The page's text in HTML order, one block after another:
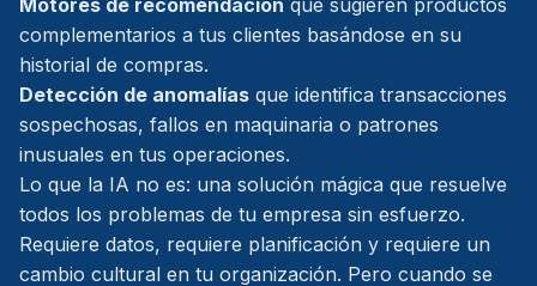
Motores de recomendación que sugieren productos
complementarios a tus clientes basándose en su
historial de compras.
Detección de anomalías que identifica transacciones
sospechosas, fallos en maquinaria o patrones
inusuales en tus operaciones.
Lo que la IA no es: una solución mágica que resuelve
todos los problemas de tu empresa sin esfuerzo.
Requiere datos, requiere planificación y requiere un
cambio cultural en tu organización. Pero cuando se